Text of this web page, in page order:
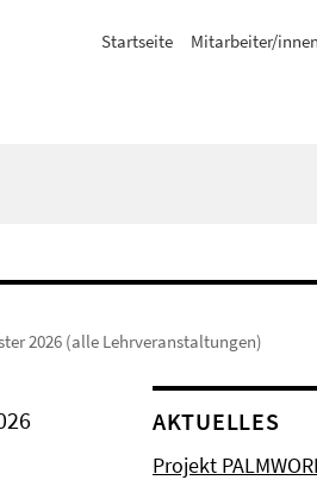
Startseite Mitarbeiter/innen
2026 (alle Lehrveranstaltungen)
AKTUELLES
Projekt